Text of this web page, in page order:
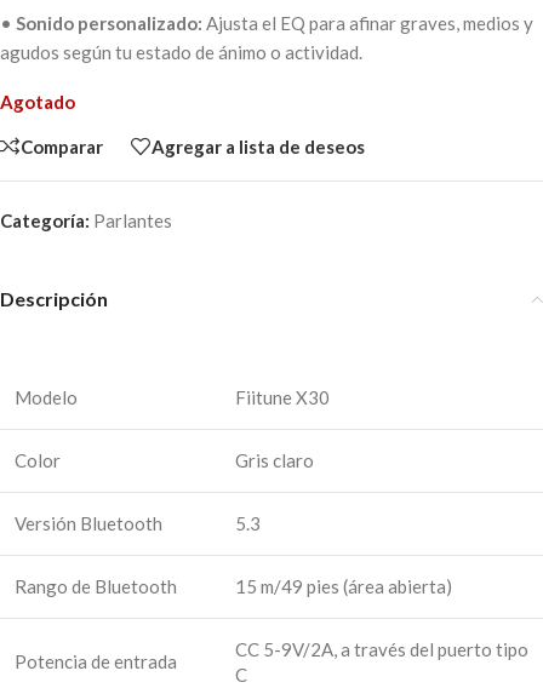
• Sonido personalizado: Ajusta el EQ para afinar graves, medios y
agudos según tu estado de ánimo o actividad.
Agotado
Comparar Agregar a lista de deseos
Categoría: Parlantes
Descripción
Modelo Fiitune X30
Color Gris claro
Versión Bluetooth 5.3
Rango de Bluetooth 15 m/49 pies (área abierta)
Potencia de entrada
CC 5-9V/2A, a través del puerto tipo
C